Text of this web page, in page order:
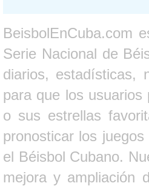
BeisbolEnCuba.com
Serie Nacional de
diarios, estadísticas,
para que los
o sus estrellas
pronosticar los
el Béisbol Cubano.
mejora y ampliación